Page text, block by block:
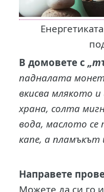
В домовете с
падналата
вкисва млякото
храна, солта
вода, маслото
капе, а пламъкът
Направете
Можете да си го